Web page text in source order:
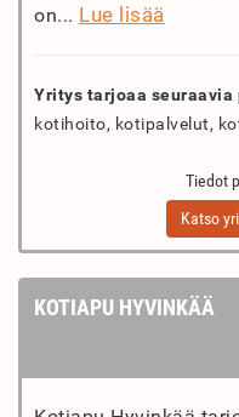
on... Lue lisää
Yritys tarjoaa seuraavia
kotihoito, kotipalvelut,
Tiedot
Katso
KOTIAPU HYVINKÄÄ